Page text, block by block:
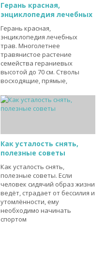
Герань красная,
энциклопедия лечебных
Герань красная,
энциклопедия лечебных
трав. Многолетнее
травянистое растение
семейства гераниевых
высотой до 70 см. Стволы
восходящие, прямые,
Как усталость снять,
полезные советы
Как усталость снять,
полезные советы. Если
человек сидячий образ жизни
ведёт, страдает от бессилия и
утомлённости, ему
необходимо начинать
спортом